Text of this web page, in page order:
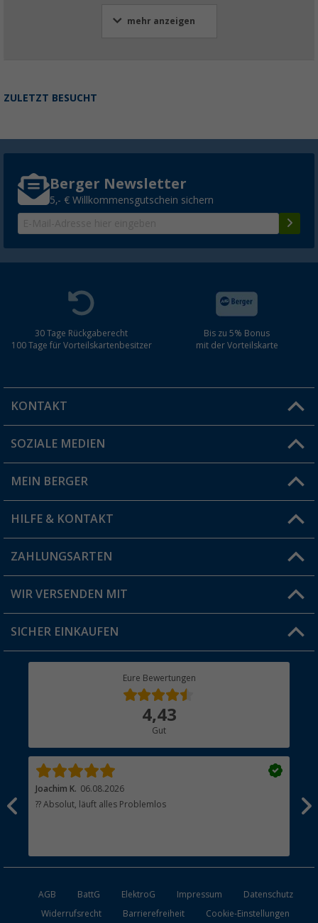
2, €
mehr anzeigen
ZULETZT BESUCHT
Berger Newsletter
5,- € Willkommensgutschein sichern
30 Tage Rückgaberecht
100 Tage für Vorteilskartenbesitzer
Bis zu 5% Bonus
mit der Vorteilskarte
KONTAKT
Du hast eine Frage?
Filiale finden
SOZIALE MEDIEN
MEIN BERGER
Vorteilskarte
Blog
Jobs & Karriere
HILFE & KONTAKT
FAQ & Kontakt
Versandinformationen
Rücksendung
ZAHLUNGSARTEN
WIR VERSENDEN MIT
SICHER EINKAUFEN
Eure Bewertungen
4,43
Gut
Joachim K. 06.08.2026
?? Absolut, läuft alles Problemlos
AGB BattG ElektroG Impressum
Datenschutz
Widerrufsrecht
Barrierefreiheit Cookie-Einstellungen